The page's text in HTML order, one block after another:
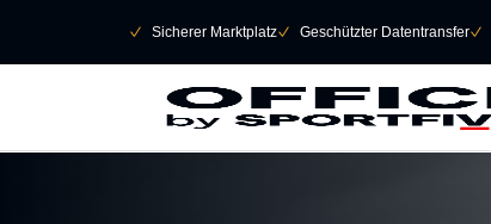
􀆅 Sicherer Marktplatz􀆅 Geschützter Datentransfer􀆅